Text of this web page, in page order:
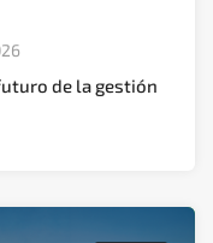
de la gestión